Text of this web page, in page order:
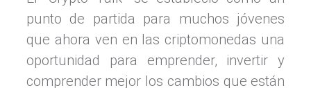
punto de partida para muchos jóvenes
que ahora ven en las criptomonedas una
oportunidad para emprender, invertir y
comprender mejor los cambios que están